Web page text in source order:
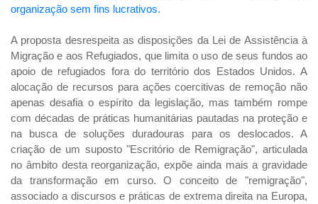
organização sem fins lucrativos.
A proposta desrespeita as disposições da Lei de Assistência à
Migração e aos Refugiados, que limita o uso de seus fundos ao
apoio de refugiados fora do território dos Estados Unidos. A
alocação de recursos para ações coercitivas de remoção não
apenas desafia o espírito da legislação, mas também rompe
com décadas de práticas humanitárias pautadas na proteção e
na busca de soluções duradouras para os deslocados. A
criação de um suposto "Escritório de Remigração", articulada
no âmbito desta reorganização, expõe ainda mais a gravidade
da transformação em curso. O conceito de "remigração",
associado a discursos e práticas de extrema direita na Europa,